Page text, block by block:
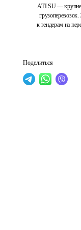
ATI.SU —
грузоперевозок.
к тендерам на
Поделиться